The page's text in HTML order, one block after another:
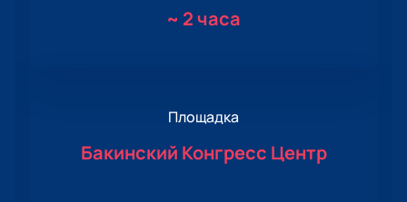
~ 2 часа
Площадка
Бакинский Конгресс Центр